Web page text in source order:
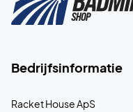
Bedrijfsinformatie
Racket House ApS